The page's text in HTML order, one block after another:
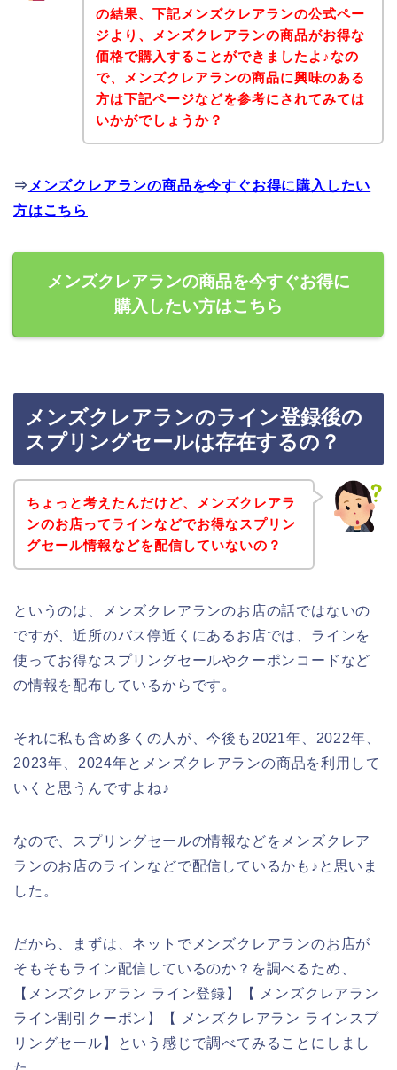
の結果、下記メンズクレアランの公式ペー
ジより、メンズクレアランの商品がお得な
価格で購入することができましたよ♪なの
で、メンズクレアランの商品に興味のある
方は下記ページなどを参考にされてみては
いかがでしょうか？
⇒ メンズクレアランの商品を今すぐお得に購入したい
方はこちら
メンズクレアランの商品を今すぐお得に
購入したい方はこちら
メンズクレアランのライン登録後の
スプリングセールは存在するの？
ちょっと考えたんだけど、メンズクレアラ
ンのお店ってラインなどでお得なスプリン
グセール情報などを配信していないの？
というのは、メンズクレアランのお店の話ではないの
ですが、近所のバス停近くにあるお店では、ラインを
使ってお得なスプリングセールやクーポンコードなど
の情報を配布しているからです。
それに私も含め多くの人が、今後も2021年、2022年、
2023年、2024年とメンズクレアランの商品を利用して
いくと思うんですよね♪
なので、スプリングセールの情報などをメンズクレア
ランのお店のラインなどで配信しているかも♪と思いま
した。
だから、まずは、ネットでメンズクレアランのお店が
そもそもライン配信しているのか？を調べるため、
【メンズクレアラン ライン登録】【 メンズクレアラン
ライン割引クーポン】【 メンズクレアラン ラインスプ
リングセール】という感じで調べてみることにしまし